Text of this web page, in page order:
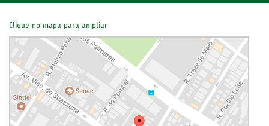
Clique no mapa para ampliar